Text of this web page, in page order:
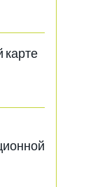
карте